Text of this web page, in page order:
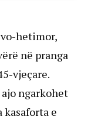
hetimor,
në pranga
vjeçare.
ngarkohet
kasaforta e